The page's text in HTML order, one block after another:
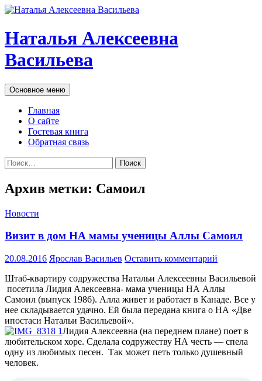
Наталья Алексеевна
Васильева
Поиск
Основное меню Перейти
к
Главная
О сайте
Гостевая книга
Обратная связь
Найти:
Архив метки: Самоил
Новости
Визит в дом НА мамы ученицы Аллы Самоил
20.08.2016 Ярослав Васильев Оставить комментарий
Штаб-квартиру содружества Натальи Алексеевны Васильевой
посетила Лидия Алексеевна- мама ученицы НА Аллы
Самоил (выпуск 1986). Алла живет и работает в Канаде. Все у
нее складывается удачно. Ей была передана книга о НА «Две
ипостаси Натальи Васильевой».
Лидия Алексеевна (на переднем плане) поет в
любительском хоре. Сделала содружеству НА честь — спела
одну из любимых песен. Так может петь только душевный
человек.